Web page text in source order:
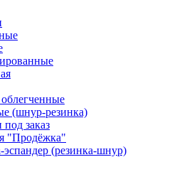
(шнур-резинка)
под заказ
"Продёжка"
эспандер (резинка-шнур)